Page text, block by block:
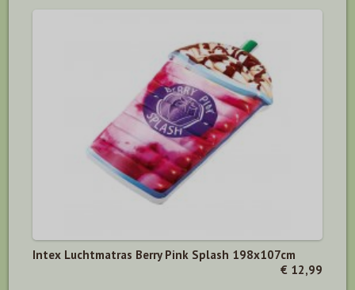
Intex Luchtmatras Berry Pink Splash 198x107cm
€ 12,99